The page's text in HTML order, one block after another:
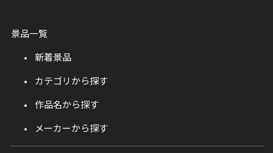
景品一覧
新着景品
カテゴリから探す
作品名から探す
メーカーから探す